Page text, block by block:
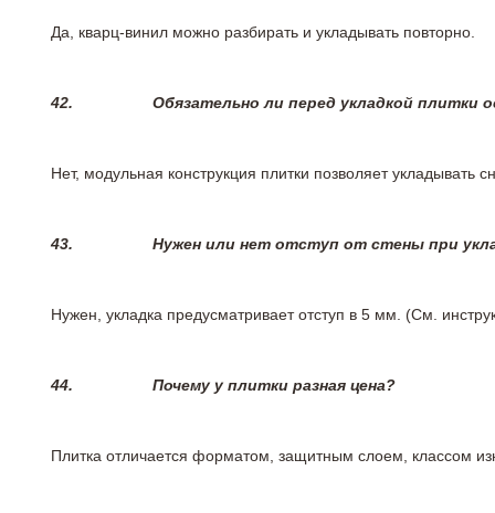
Да, кварц-винил можно разбирать и укладывать повторно.
42. Обязательно ли перед укладкой плитки
Нет, модульная конструкция плитки позволяет
43. Нужен или нет отступ от стены при
Нужен, укладка предусматривает отступ в 5 мм. (См.
44. Почему у плитки разная цена?
Плитка отличается форматом, защитным слоем, классом